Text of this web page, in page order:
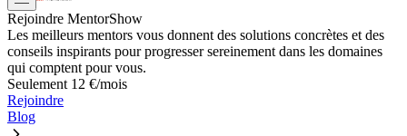
Rejoindre MentorShow
Les meilleurs mentors vous donnent des solutions concrètes et des
conseils inspirants pour progresser sereinement dans les domaines
qui comptent pour vous.
Seulement 12 €/mois
Rejoindre
Blog